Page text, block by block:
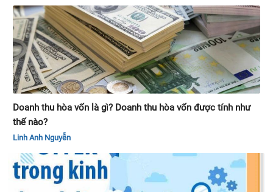
Doanh thu hòa vốn là gì? Doanh thu hòa vốn được tính như
thế nào?
Linh Anh Nguyễn